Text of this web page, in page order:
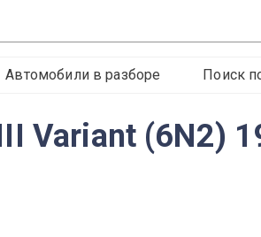
Автомобили в разборе Поиск
Variant (6N2)